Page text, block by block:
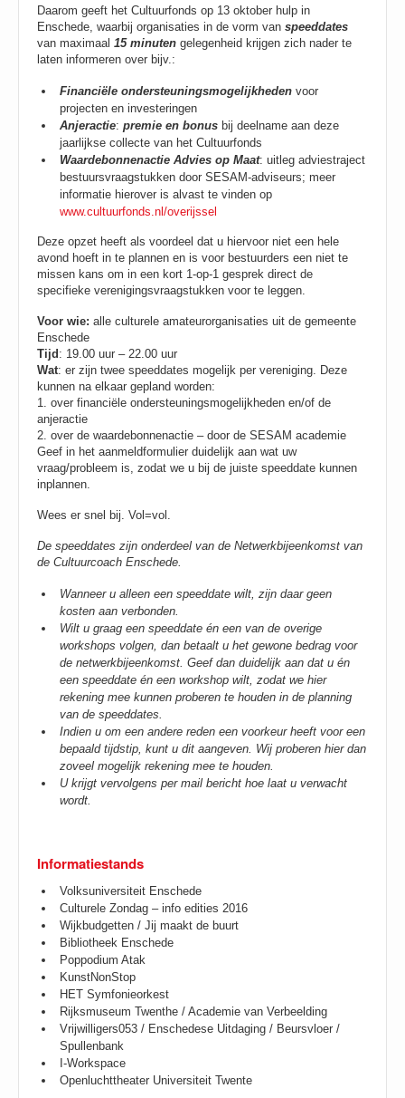
Daarom geeft het Cultuurfonds op 13 oktober hulp in
Enschede, waarbij organisaties in de vorm van speeddates
van maximaal 15 minuten gelegenheid krijgen zich nader te
laten informeren over bijv.:
Financiële ondersteuningsmogelijkheden voor
projecten en investeringen
Anjeractie: premie en bonus bij deelname aan deze
jaarlijkse collecte van het Cultuurfonds
Waardebonnenactie Advies op Maat: uitleg adviestraject
bestuursvraagstukken door SESAM-adviseurs; meer
informatie hierover is alvast te vinden op
www.cultuurfonds.nl/overijssel
Deze opzet heeft als voordeel dat u hiervoor niet een hele
avond hoeft in te plannen en is voor bestuurders een niet te
missen kans om in een kort 1-op-1 gesprek direct de
specifieke verenigingsvraagstukken voor te leggen.
Voor wie: alle culturele amateurorganisaties uit de gemeente
Enschede
Tijd : 19.00 uur – 22.00 uur
Wat: er zijn twee speeddates mogelijk per vereniging. Deze
kunnen na elkaar gepland worden:
1. over financiële ondersteuningsmogelijkheden en/of de
anjeractie
2. over de waardebonnenactie – door de SESAM academie
Geef in het aanmeldformulier duidelijk aan wat uw
vraag/probleem is, zodat we u bij de juiste speeddate kunnen
inplannen.
Wees er snel bij. Vol=vol.
De speeddates zijn onderdeel van de Netwerkbijeenkomst van
de Cultuurcoach Enschede.
Wanneer u alleen een speeddate wilt, zijn daar geen
kosten aan verbonden.
Wilt u graag een speeddate én een van de overige
workshops volgen, dan betaalt u het gewone bedrag voor
de netwerkbijeenkomst. Geef dan duidelijk aan dat u én
een speeddate én een workshop wilt, zodat we hier
rekening mee kunnen proberen te houden in de planning
van de speeddates.
Indien u om een andere reden een voorkeur heeft voor een
bepaald tijdstip, kunt u dit aangeven. Wij proberen hier dan
zoveel mogelijk rekening mee te houden.
U krijgt vervolgens per mail bericht hoe laat u verwacht
wordt.
Informatiestands
Volksuniversiteit Enschede
Culturele Zondag – info edities 2016
Wijkbudgetten / Jij maakt de buurt
Bibliotheek Enschede
Poppodium Atak
KunstNonStop
HET Symfonieorkest
Rijksmuseum Twenthe / Academie van Verbeelding
Vrijwilligers053 / Enschedese Uitdaging / Beursvloer /
Spullenbank
I-Workspace
Openluchttheater Universiteit Twente